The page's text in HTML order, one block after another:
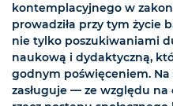
kontemplacyjnego w
prowadziła przy tym życie
nie tylko poszukiwaniami
naukową i dydaktyczną,
godnym poświęceniem.
zasługuje — ze względu